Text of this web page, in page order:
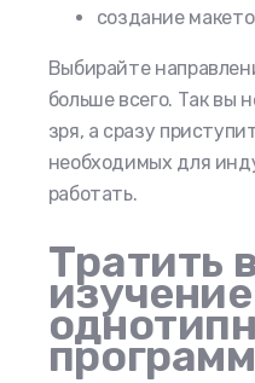
создание
Выбирайте
больше всего. Так вы
зря, а сразу
необходимых для
работать.
Тратить
изучение
программ